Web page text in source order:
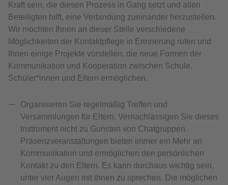
Kraft sein, die diesen Prozess in Gang setzt und allen
Beteiligten hilft, eine Verbindung zueinander herzustellen.
Wir möchten Ihnen an dieser Stelle verschiedene
Möglichkeiten der Kontaktpflege in Erinnerung rufen und
Ihnen einige Projekte vorstellen, die neue Formen der
Kommunikation und Kooperation zwischen Schule,
Schüler*innen und Eltern ermöglichen.
Organisieren Sie regelmäßig Treffen und
Versammlungen für Eltern. Vernachlässigen Sie dieses
Instrument nicht zu Gunsten von Chatgruppen.
Präsenzveranstaltungen bieten immer ein Mehr an
Kommunikation und ermöglichen den persönlichen
Kontakt zu den Eltern. Es kann durchaus wichtig sein,
unter vier Augen mit ihnen zu sprechen. Die möglichen